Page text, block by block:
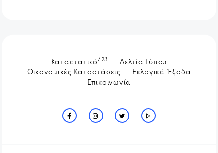
Καταστατικό/23
Δελτία Τύπου
Οικονομικές Καταστάσεις
Εκλογικά Έξοδα
Επικοινωνία